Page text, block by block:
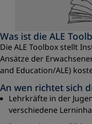
Was ist die ALE
Die ALE Toolbox stellt
Ansätze der
and Education/ALE)
An wen richtet sich
Lehrkräfte in der
verschiedene